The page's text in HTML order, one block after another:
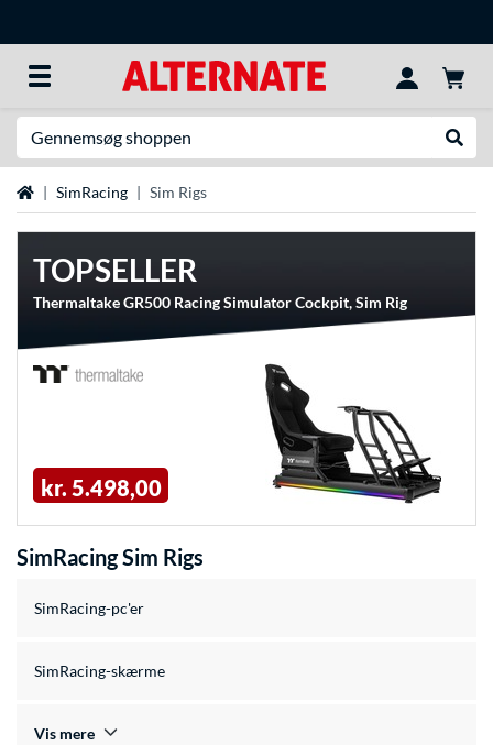
StartsideSimRacing Sim Rigs
TOPSELLER
Thermaltake GR500 Racing Simulator Cockpit, Sim Rig
kr. 5.498,00
SimRacing Sim Rigs
SimRacing-pc'er
SimRacing-skærme
Vis mere